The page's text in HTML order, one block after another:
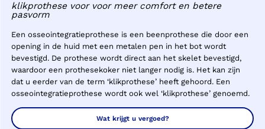
klikprothese voor voor meer comfort en betere
pasvorm
Een osseointegratieprothese is een beenprothese die door een
opening in de huid met een metalen pen in het bot wordt
bevestigd. De prothese wordt direct aan het skelet bevestigd,
waardoor een prothesekoker niet langer nodig is. Het kan zijn
dat u eerder van de term ‘klikprothese’ heeft gehoord. Een
osseointegratieprothese wordt ook wel ‘klikprothese’ genoemd.
Wat krijgt u vergoed?